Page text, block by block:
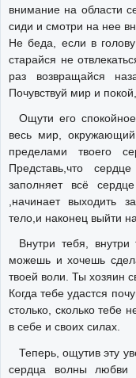
внимание на области
сиди и смотри на нее
Не беда, если в
старайся не
раз возвращайся
Почувствуй мир и
Ощути его
весь мир,
пределами твоего
Представь,что
заполняет всё
,начинает выходить
тело,и наконец выйти
Внутри тебя,
можешь и хочешь
твоей воли. Ты хозяин
Когда тебе удастся
столько, сколько тебе
в себе и своих силах.
Теперь, ощутив эту
сердца волны любви